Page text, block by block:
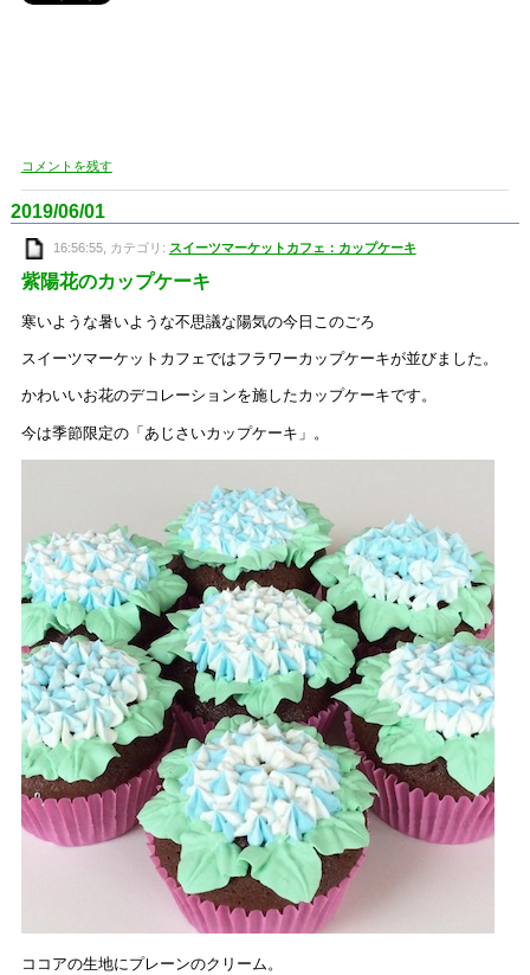
コメントを残す
2019/06/01
16:56:55, カテゴリ: スイーツマーケットカフェ：カップケーキ
紫陽花のカップケーキ
寒いような暑いような不思議な陽気の今日このごろ
スイーツマーケットカフェではフラワーカップケーキが並びました。
かわいいお花のデコレーションを施したカップケーキです。
今は季節限定の「あじさいカップケーキ」。
ココアの生地にプレーンのクリーム。